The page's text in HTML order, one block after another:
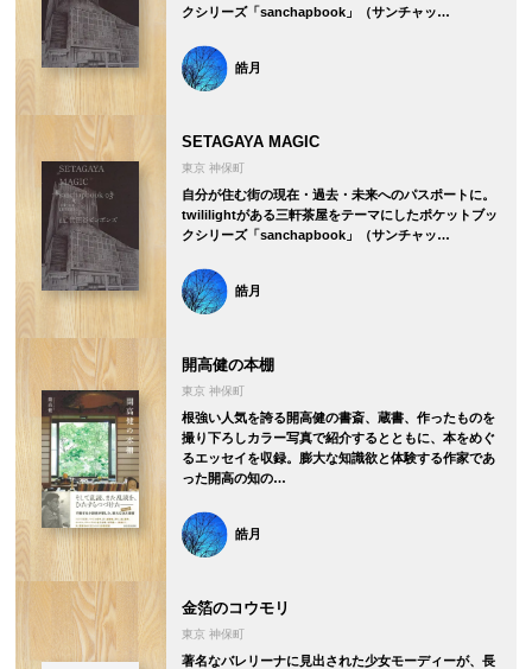
クシリーズ「sanchapbook」（サンチャッ…
皓月
SETAGAYA MAGIC
東京 神保町
自分が住む街の現在・過去・未来へのパスポートに。
twililightがある三軒茶屋をテーマにしたポケットブッ
クシリーズ「sanchapbook」（サンチャッ…
皓月
開高健の本棚
東京 神保町
根強い人気を誇る開高健の書斎、蔵書、作ったものを
撮り下ろしカラー写真で紹介するとともに、本をめぐ
るエッセイを収録。膨大な知識欲と体験する作家であ
った開高の知の…
皓月
金箔のコウモリ
東京 神保町
著名なバレリーナに見出された少女モーディーが、長